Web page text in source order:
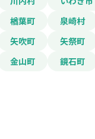
楢葉町
泉崎村
矢吹町
矢祭町
金山町
鏡石町